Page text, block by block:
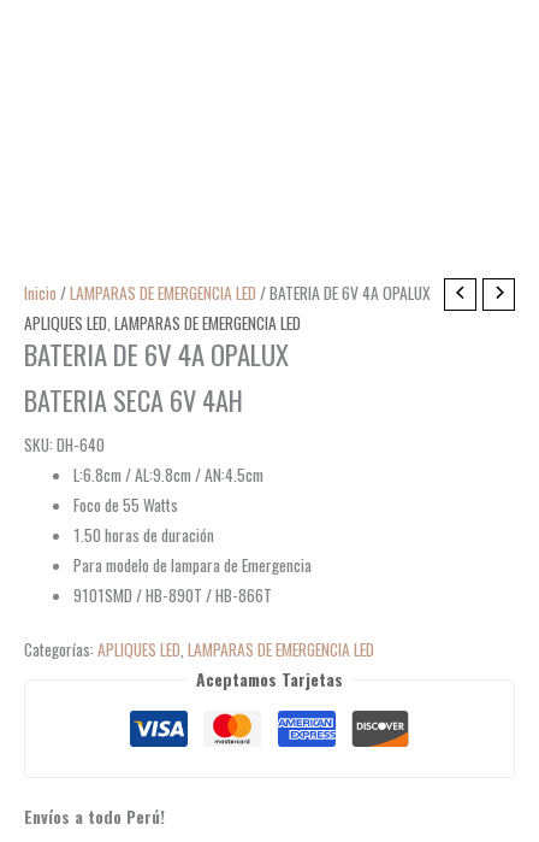
Inicio /LAMPARAS DE EMERGENCIA LED / BATERIA DE 6V 4A OPALUX
APLIQUES LED, LAMPARAS DE EMERGENCIA LED
BATERIA DE 6V 4A OPALUX
BATERIA SECA 6V 4AH
SKU: DH-640
L:6.8cm / AL:9.8cm / AN:4.5cm
Foco de 55 Watts
1.50 horas de duración
Para modelo de lampara de Emergencia
9101SMD / HB-890T / HB-866T
Categorías: APLIQUES LED, LAMPARAS DE EMERGENCIA LED
Aceptamos Tarjetas
Envíos a todo Perú!